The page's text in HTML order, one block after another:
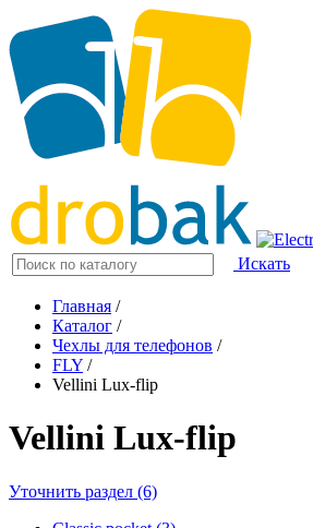
Искать
Главная /
Каталог /
Чехлы для телефонов /
FLY /
Vellini Lux-flip
Vellini Lux-flip
Уточнить раздел (6)